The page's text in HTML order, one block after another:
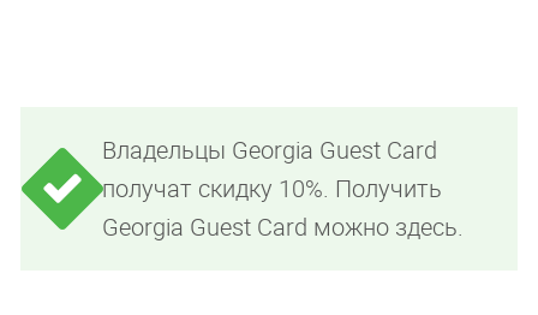
Владельцы Georgia Guest Card
получат скидку 10%. Получить
Georgia Guest Card можно здесь.